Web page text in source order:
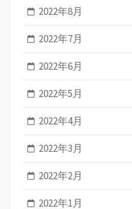
2022年8月
2022年7月
2022年6月
2022年5月
2022年4月
2022年3月
2022年2月
2022年1月